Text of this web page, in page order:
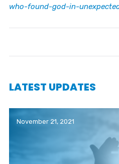
who-found-god-in-
LATEST UPDATES
November 21, 2021